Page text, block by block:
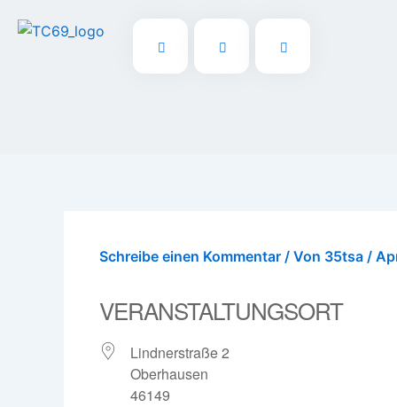
Inhalt
Schreibe einen Kommentar / Von 35tsa /
VERANSTALTUNGSORT
Lindnerstraße 2
Oberhausen
46149